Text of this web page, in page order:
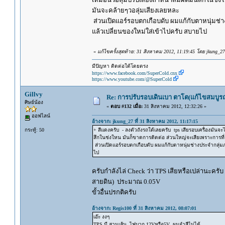
มันจะคล้ายๆวอลุ่มเสียงเลยหละ
ส่วนเปิดแอร์รอบตกเกือบดับ ผมแก้กับตาหนุ่มช่
แล้วเปลี่ยนของใหม่ใส่เข้าไปครับ สบายไป
« แก้ไขครั้งสุดท้าย: 31 สิงหาคม 2012, 11:19:45 โดย jkung_27
มีปัญหา ติดต่อใด้โดยตรง
https://www.facebook.com/SuperCold.cnx
https://www.youtube.com/@SuperCold
Gillvy
ศิษย์น้อง
ออฟไลน์
กระทู้: 50
Re: การปรับรอบเดินเบา ตาโต(แก้ไขสมบู
« ตอบ #132 เมื่อ:31 สิงหาคม 2012, 12:32:26 »
อ้างจาก: jkung_27 ที่ 31 สิงหาคม 2012, 11:17:15
+ สีแดงครับ - ลงตัวถังรถใด้เลยครับ tps เสียรอบเครื่องมัน
สึกในช่งใหน มันก็ขาดการติดต่อ ส่วนใหญ่จะเสียเพราะการ
ส่วนเปิดแอร์รอบตกเกือบดับ ผมแก้กับตาหนุ่มช่างประจำกลุ่
ไป
ครับกำลังไล่ Check ว่า TPS เสียหรือเปล่านะ
สายดิน) ประมาณ 0.05V
ขั้วอื่นปรกติครับ
อ้างจาก: Regis100 ที่ 31 สิงหาคม 2012, 08:07:01
เอ๊ะ งงๆ